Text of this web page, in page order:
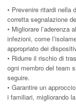
• Prevenire ritardi nella
corretta segnalazione
• Migliorare l’aderenza
infezioni, come
appropriato dei
• Ridurre il rischio di
ogni membro del team
seguire.
• Garantire un
i familiari, migliorando